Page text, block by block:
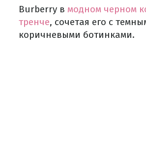
Burberry в модном черном
тренче, сочетая его с
коричневыми ботинками.